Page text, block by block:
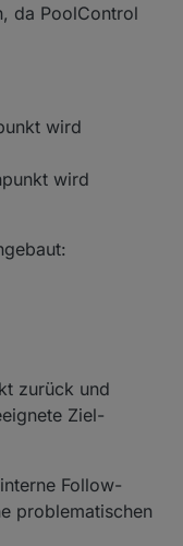
da PoolControl
wird
wird
zurück und
Ziel-
Follow-
problematischen